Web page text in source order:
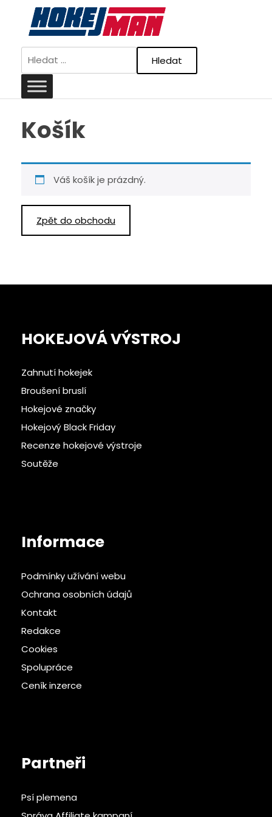
content
Vyhledávání
Košík
Váš košík je prázdný.
Zpět do obchodu
HOKEJOVÁ VÝSTROJ
Zahnutí hokejek
Broušení bruslí
Hokejové značky
Hokejový Black Friday
Recenze hokejové výstroje
Soutěže
Informace
Podmínky užívání webu
Ochrana osobních údajů
Kontakt
Redakce
Cookies
Spolupráce
Ceník inzerce
Partneři
Psí plemena